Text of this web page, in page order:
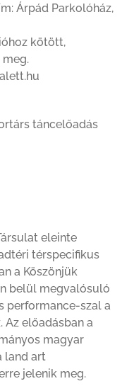
Árpád Parkolóház,
kötött,
táncelőadás
eleinte
térspecifikus
a Köszönjük
belül megvalósuló
performance-szal a
Az előadásban a
magyar
land art
jelenik meg.